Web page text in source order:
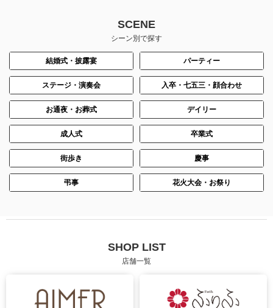
SCENE
シーン別で探す
結婚式・披露宴 パーティー
ステージ・演奏会 入卒・七五三・顔合わせ
お通夜・お葬式 デイリー
成人式 卒業式
街歩き 慶事
弔事 花火大会・お祭り
SHOP LIST
店舗一覧